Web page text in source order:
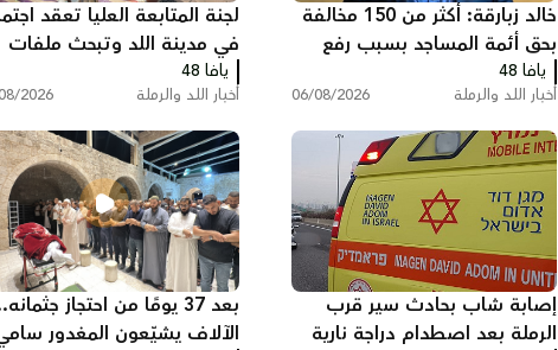
خالد زبارقة: أكثر من 150 مخالفة
بحق أئمة المساجد بسبب رفع
الأذان في اللد
يافا 48
أخبار اللد والرملة 06/08/2026
لجنة المتابعة العليا تعقد
في مدينة اللد وتبحث ملفات
الجريمة والعنف
يافا 48
أخبار اللد والرملة 2026
إصابة شاب بحادث سير قرب
الرملة بعد اصطدام دراجة نارية
بعد 37 يومًا من احتجاز
الآلاف يشيّعون المغدور